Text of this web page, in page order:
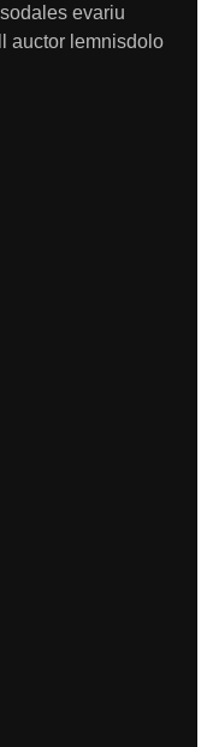
evariu
auctor lemnisdolo